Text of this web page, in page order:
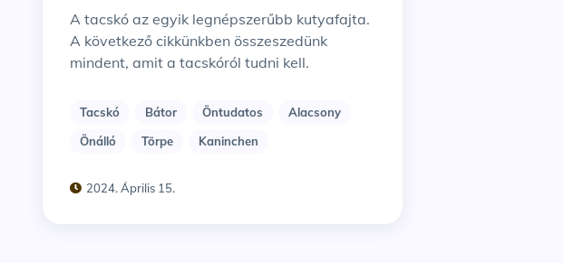
A tacskó az egyik legnépszerűbb kutyafajta.
A következő cikkünkben összeszedünk
mindent, amit a tacskóról tudni kell.
Tacskó Bátor Öntudatos
Alacsony
Önálló
Törpe Kaninchen
2024. Április 15.